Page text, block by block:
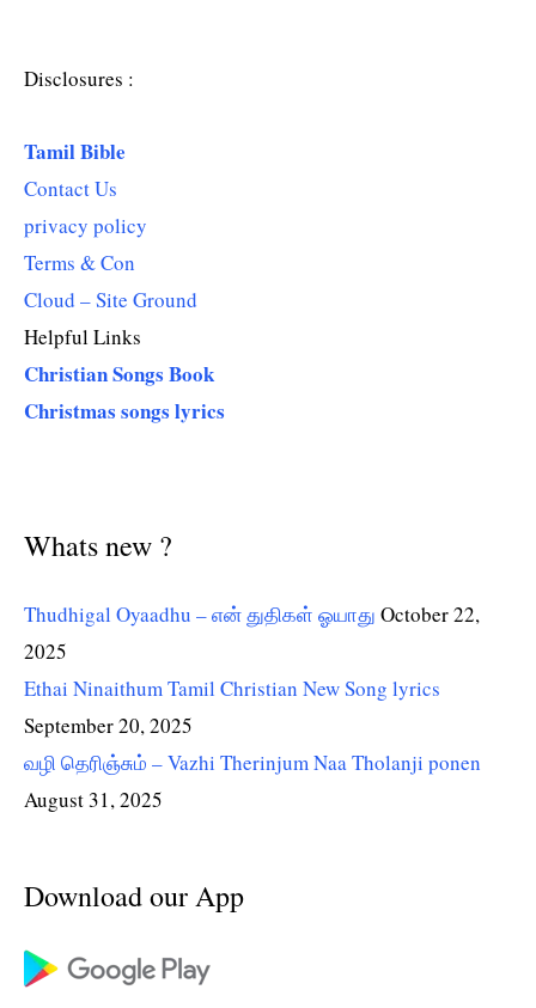
Disclosures :
Tamil Bible
Contact Us
privacy policy
Terms & Con
Cloud – Site Ground
Helpful Links
Christian Songs Book
Christmas songs lyrics
Whats new ?
Thudhigal Oyaadhu – என் துதிகள் ஓயாது October 22,
2025
Ethai Ninaithum Tamil Christian New Song lyrics
September 20, 2025
வழி தெரிஞ்சும் – Vazhi Therinjum Naa Tholanji ponen
August 31, 2025
Download our App